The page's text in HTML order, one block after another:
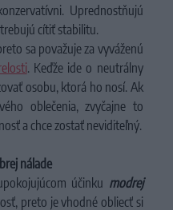
Uprednostňujú
cítiť stabilitu.
sa považuje za vyváženú
. Keďže ide o neutrálny
osobu, ktorá ho nosí. Ak
oblečenia, zvyčajne to
a chce zostať neviditeľný.
nálade
účinku modrej
preto je vhodné obliecť si